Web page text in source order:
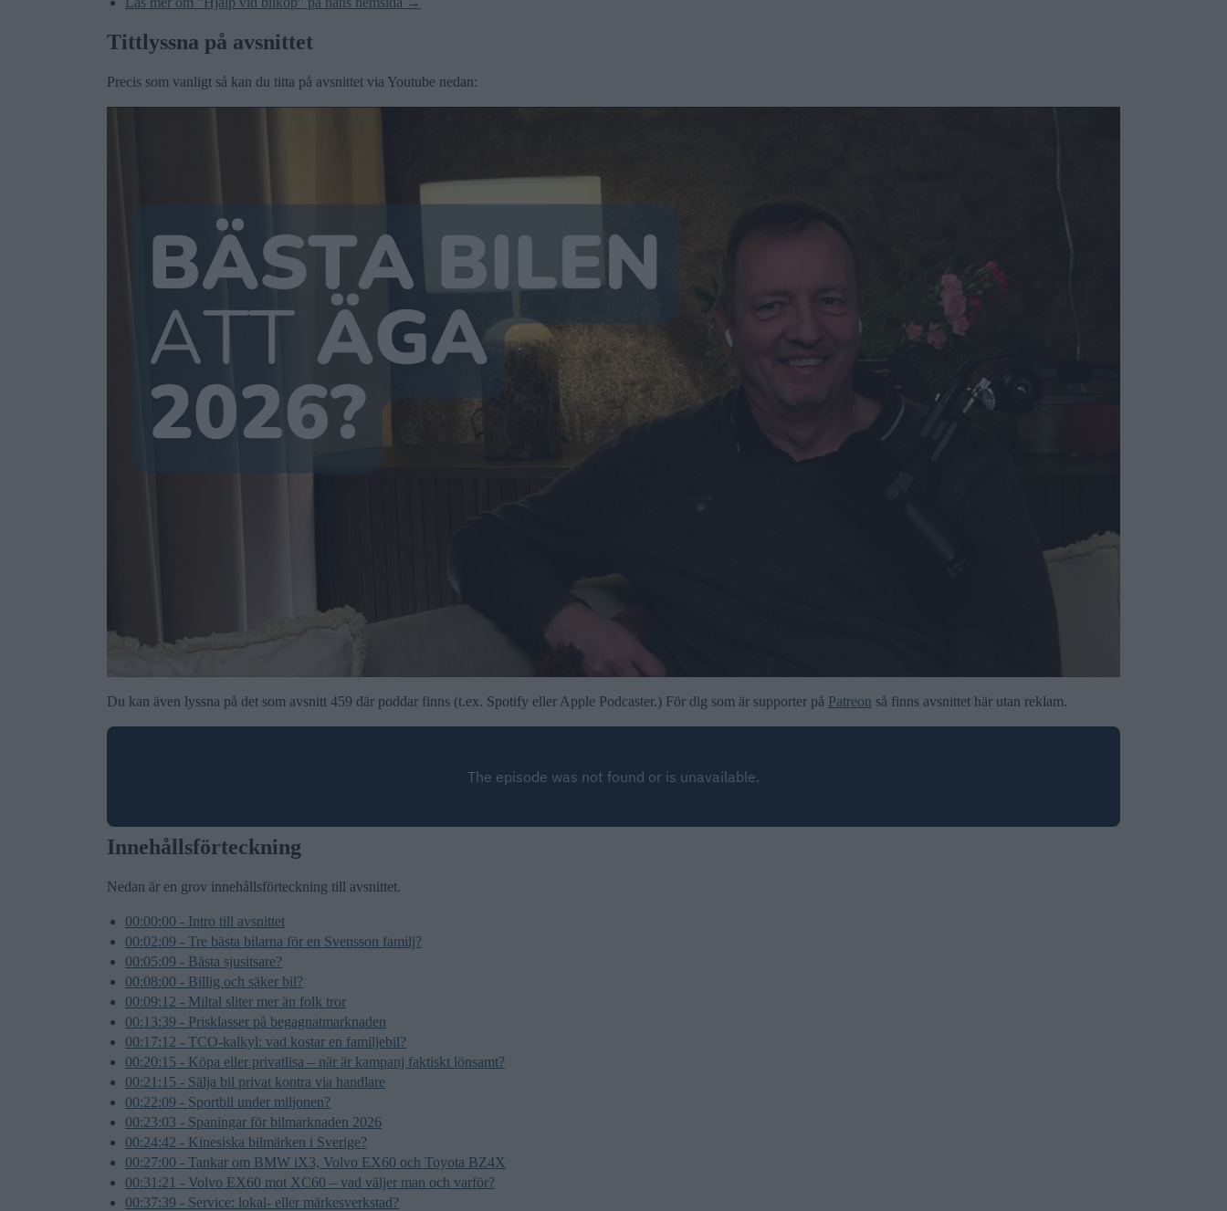
Tittlyssna på avsnittet
Precis som vanligt så kan du titta på avsnittet via Youtube nedan:
Du kan även lyssna på det som avsnitt 459 där poddar finns (t.ex. Spotify eller Apple Podcaster.) För dig som är supporter på Patreon så finns avsnittet här utan reklam.
Innehållsförteckning
Nedan är en grov innehållsförteckning till avsnittet.
00:00:00 - Intro till avsnittet
00:02:09 - Tre bästa bilarna för en Svensson familj?
00:05:09 - Bästa sjusitsare?
00:08:00 - Billig och säker bil?
00:09:12 - Miltal sliter mer än folk tror
00:13:39 - Prisklasser på begagnatmarknaden
00:17:12 - TCO-kalkyl: vad kostar en familjebil?
00:20:15 - Köpa eller privatlisa – när är kampanj faktiskt lönsamt?
00:21:15 - Sälja bil privat kontra via handlare
00:22:09 - Sportbil under miljonen?
00:23:03 - Spaningar för bilmarknaden 2026
00:24:42 - Kinesiska bilmärken i Sverige?
00:27:00 - Tankar om BMW iX3, Volvo EX60 och Toyota BZ4X
00:31:21 - Volvo EX60 mot XC60 – vad väljer man och varför?
00:37:39 - Service: lokal- eller märkesverkstad?